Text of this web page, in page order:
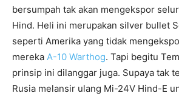
bersumpah tak akan mengekspor
Hind. Heli ini merupakan silver bullet
seperti Amerika yang tidak
mereka A-10 Warthog. Tapi begitu
prinsip ini dilanggar juga. Supaya tak
Rusia melansir ulang Mi-24V Hind-E